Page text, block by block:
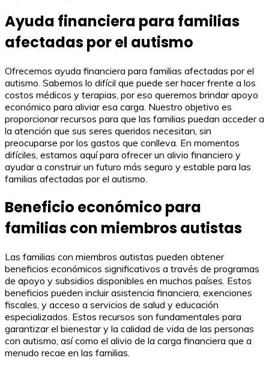
Ayuda financiera para familias
afectadas por el autismo
Ofrecemos ayuda financiera para familias afectadas por el
autismo. Sabemos lo difícil que puede ser hacer frente a los
costos médicos y terapias, por eso queremos brindar apoyo
económico para aliviar esa carga. Nuestro objetivo es
proporcionar recursos para que las familias puedan acceder a
la atención que sus seres queridos necesitan, sin
preocuparse por los gastos que conlleva. En momentos
difíciles, estamos aquí para ofrecer un alivio financiero y
ayudar a construir un futuro más seguro y estable para las
familias afectadas por el autismo.
Beneficio económico para
familias con miembros autistas
Las familias con miembros autistas pueden obtener
beneficios económicos significativos a través de programas
de apoyo y subsidios disponibles en muchos países. Estos
beneficios pueden incluir asistencia financiera, exenciones
fiscales, y acceso a servicios de salud y educación
especializados. Estos recursos son fundamentales para
garantizar el bienestar y la calidad de vida de las personas
con autismo, así como el alivio de la carga financiera que a
menudo recae en las familias.